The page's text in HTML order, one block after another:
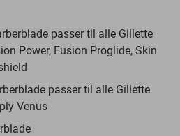
passer til alle Gillette
Power, Fusion Proglide, Skin
passer til alle Gillette
Venus